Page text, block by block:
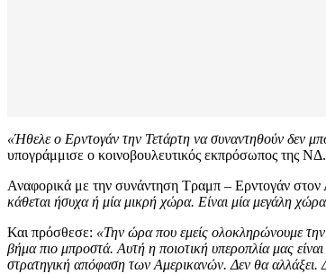
«Ήθελε ο Ερντογάν την Τετάρτη να συναντηθούν δεν
υπογράμμισε ο κοινοβουλευτικός εκπρόσωπος της ΝΔ.
Αναφορικά με την συνάντηση Τραμπ – Ερντογάν
κάθεται ήσυχα ή μία μικρή χώρα. Είναι μία μεγάλη
Και πρόσθεσε: «Την ώρα που εμείς ολοκληρώνουμε
βήμα πιο μπροστά. Αυτή η ποιοτική υπεροπλία μας
στρατηγική απόφαση των Αμερικανών. Δεν θα